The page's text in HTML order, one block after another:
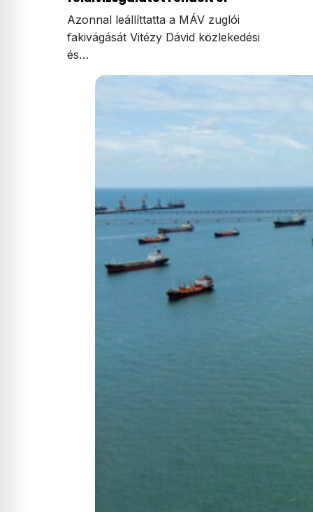
Azonnal leállíttatta a MÁV zuglói
fakivágását Vitézy Dávid közlekedési
és…